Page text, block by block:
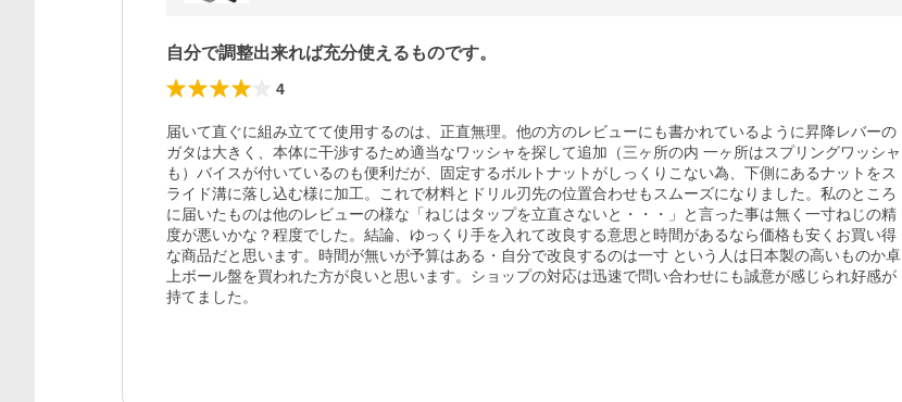
自分で調整出来れば充分使えるものです。
4
届いて直ぐに組み立てて使用するのは、正直無理。他の方のレビューにも書かれているように昇降レバーの
ガタは大きく、本体に干渉するため適当なワッシャを探して追加（三ヶ所の内 一ヶ所はスプリングワッシャ
も）バイスが付いているのも便利だが、固定するボルトナットがしっくりこない為、下側にあるナットをス
ライド溝に落し込む様に加工。これで材料とドリル刃先の位置合わせもスムーズになりました。私のところ
に届いたものは他のレビューの様な「ねじはタップを立直さないと・・・」と言った事は無く一寸ねじの精
度が悪いかな？程度でした。結論、ゆっくり手を入れて改良する意思と時間があるなら価格も安くお買い得
な商品だと思います。時間が無いが予算はある・自分で改良するのは一寸 という人は日本製の高いものか卓
上ボール盤を買われた方が良いと思います。ショップの対応は迅速で問い合わせにも誠意が感じられ好感が